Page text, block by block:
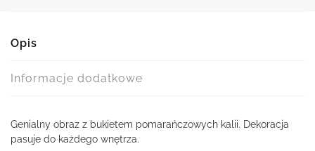
Opis
Informacje dodatkowe
Genialny obraz z bukietem pomarańczowych kalii. Dekoracja
pasuje do każdego wnętrza.